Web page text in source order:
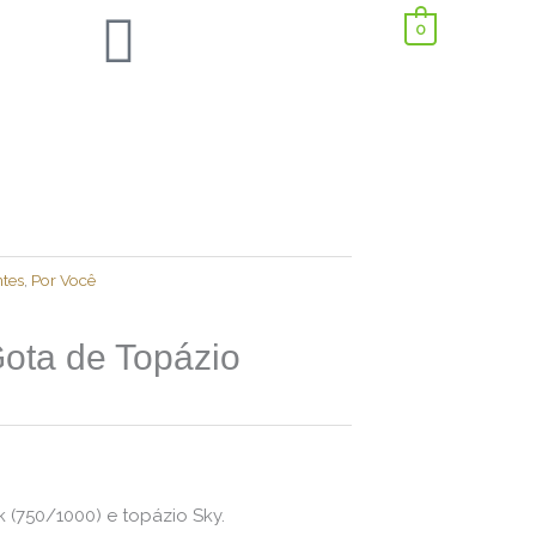
0
Por Você
de Topázio
(750/1000) e topázio Sky.